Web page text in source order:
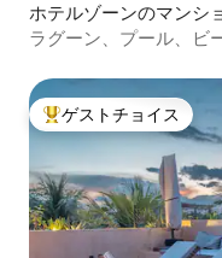
ホテルゾーンのマンシ
ラグーン、プール、ビ
大好評のゲストチョイ
ゲストチョイス